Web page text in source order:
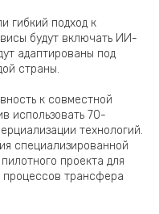
гибкий подход к
будут включать ИИ-
адаптированы под
страны.
к совместной
использовать 70-
технологий.
специализированной
проекта для
процессов трансфера